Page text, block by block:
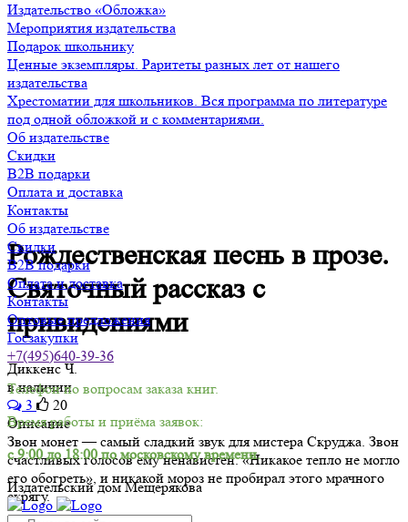
Издательство «Обложка»
Мероприятия издательства
Подарок школьнику
Ценные экземпляры. Раритеты разных лет от нашего
издательства
Хрестоматии для школьников. Вся программа по литературе
под одной обложкой и с комментариями.
Об издательстве
Скидки
B2B подарки
Оплата и доставка
Контакты
Об издательстве
Скидки
B2B подарки
Оплата и доставка
Контакты
Оптовые предложения
Госзакупки
+7(495)640-39-36
Телефон по вопросам заказа книг.
Время работы и приёма заявок:
с 9:00 до 18:00 по московскому времени.
Издательский дом Мещерякова
Рождественская песнь в прозе.
Святочный рассказ с
привидениями
Диккенс Ч.
в наличии
3
20
Описание
Звон монет — самый сладкий звук для мистера Скруджа. Звон
счастливых голосов ему ненавистен. «Никакое тепло не могло
его обогреть», и никакой мороз не пробирал этого мрачного
скрягу.